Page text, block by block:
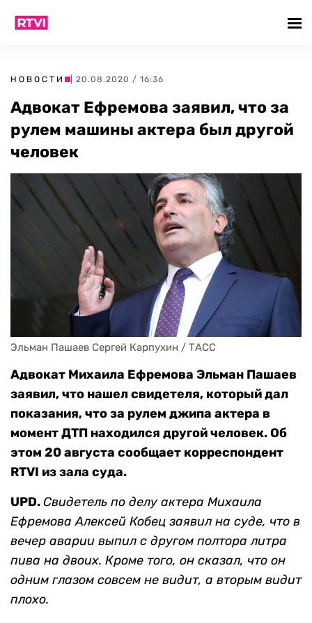
НОВОСТИ | 20.08.2020 / 16:36
Адвокат Ефремова заявил, что за
рулем машины актера был другой
человек
Эльман Пашаев Сергей Карпухин / ТАСС
Адвокат Михаила Ефремова Эльман Пашаев
заявил, что нашел свидетеля, который дал
показания, что за рулем джипа актера в
момент ДТП находился другой человек. Об
этом 20 августа сообщает корреспондент
RTVI из зала суда.
UPD.Свидетель по делу актера Михаила
Ефремова Алексей Кобец заявил на суде, что в
вечер аварии выпил с другом полтора литра
пива на двоих. Кроме того, он сказал, что он
одним глазом совсем не видит, а вторым видит
плохо.